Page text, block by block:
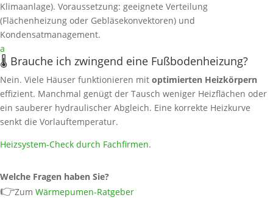
Klimaanlage). Voraussetzung: geeignete Verteilung
(Flächenheizung oder Gebläsekonvektoren) und
Kondensatmanagement.
a
🌡️ Brauche ich zwingend eine Fußbodenheizung?
Nein. Viele Häuser funktionieren mit optimierten Heizkörpern
effizient. Manchmal genügt der Tausch weniger Heizflächen oder
ein sauberer hydraulischer Abgleich. Eine korrekte Heizkurve
senkt die Vorlauftemperatur.
Heizsystem‑Check durch Fachfirmen.
Welche Fragen haben Sie?
👉Zum Wärmepumen-Ratgeber